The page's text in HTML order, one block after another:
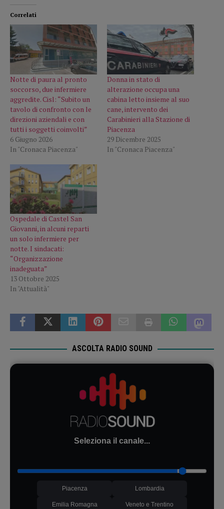
Correlati
Notte di paura al pronto
soccorso, due infermiere
aggredite. Cisl: “Subito un
tavolo di confronto con le
direzioni aziendali e con
tutti i soggetti coinvolti”
6 Giugno 2026
In "Cronaca Piacenza"
Donna in stato di
alterazione occupa una
cabina letto insieme al suo
cane, intervento dei
Carabinieri alla Stazione di
Piacenza
29 Dicembre 2025
In "Cronaca Piacenza"
Ospedale di Castel San
Giovanni, in alcuni reparti
un solo infermiere per
notte. I sindacati:
“Organizzazione
inadeguata”
13 Ottobre 2025
In "Attualità"
ASCOLTA RADIO SOUND
Seleziona il canale...
Piacenza Lombardia
Emilia Romagna Veneto e Trentino